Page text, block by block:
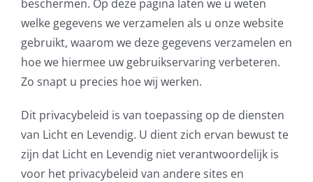
beschermen. Op deze pagina laten we u weten
welke gegevens we verzamelen als u onze website
gebruikt, waarom we deze gegevens verzamelen en
hoe we hiermee uw gebruikservaring verbeteren.
Zo snapt u precies hoe wij werken.
Dit privacybeleid is van toepassing op de diensten
van Licht en Levendig. U dient zich ervan bewust te
zijn dat Licht en Levendig niet verantwoordelijk is
voor het privacybeleid van andere sites en